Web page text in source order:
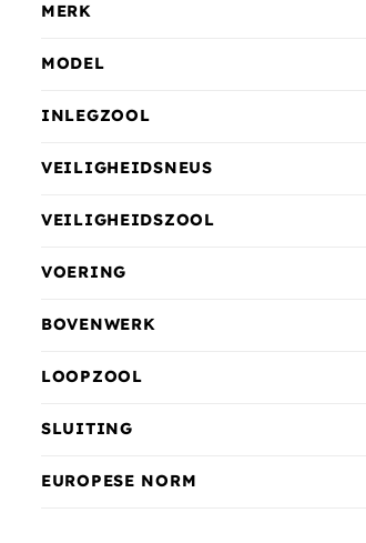
MERK
MODEL
INLEGZOOL
VEILIGHEIDSNEUS
VEILIGHEIDSZOOL
VOERING
BOVENWERK
LOOPZOOL
SLUITING
EUROPESE NORM